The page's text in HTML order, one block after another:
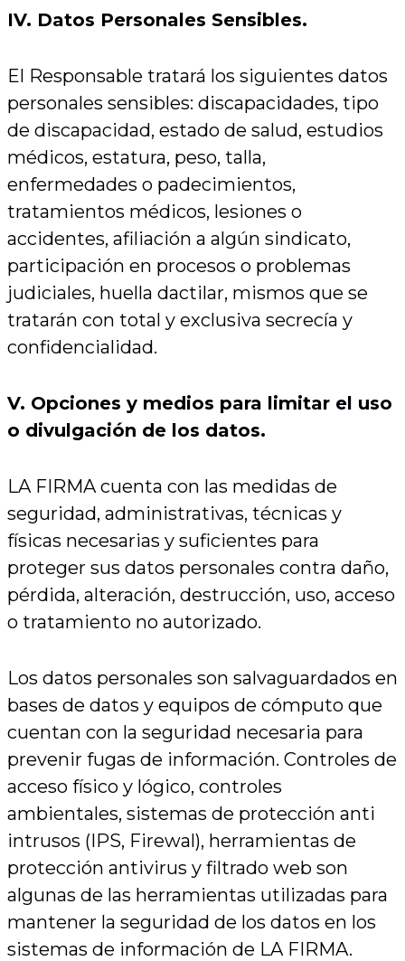
IV. Datos Personales Sensibles.
El Responsable tratará los siguientes datos
personales sensibles: discapacidades, tipo
de discapacidad, estado de salud, estudios
médicos, estatura, peso, talla,
enfermedades o padecimientos,
tratamientos médicos, lesiones o
accidentes, afiliación a algún sindicato,
participación en procesos o problemas
judiciales, huella dactilar, mismos que se
tratarán con total y exclusiva secrecía y
confidencialidad.
V. Opciones y medios para limitar el uso
o divulgación de los datos.
LA FIRMA cuenta con las medidas de
seguridad, administrativas, técnicas y
físicas necesarias y suficientes para
proteger sus datos personales contra daño,
pérdida, alteración, destrucción, uso, acceso
o tratamiento no autorizado.
Los datos personales son salvaguardados en
bases de datos y equipos de cómputo que
cuentan con la seguridad necesaria para
prevenir fugas de información. Controles de
acceso físico y lógico, controles
ambientales, sistemas de protección anti
intrusos (IPS, Firewal), herramientas de
protección antivirus y filtrado web son
algunas de las herramientas utilizadas para
mantener la seguridad de los datos en los
sistemas de información de LA FIRMA.